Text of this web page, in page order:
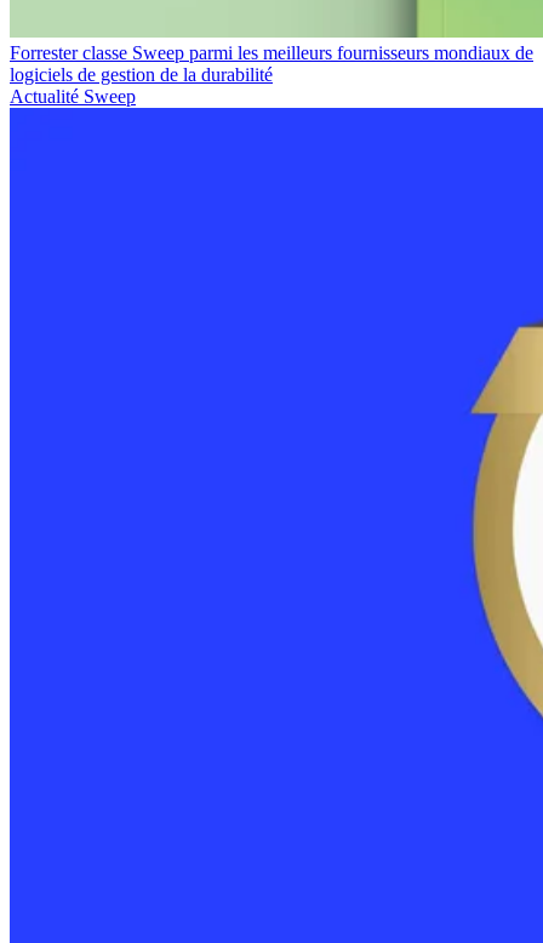
Forrester classe Sweep parmi les meilleurs fournisseurs mondiaux de
logiciels de gestion de la durabilité
Actualité Sweep